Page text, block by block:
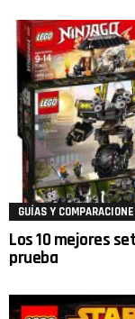
GUÍAS Y
Los 10 mejores
prueba